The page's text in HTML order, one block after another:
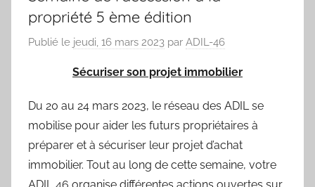
propriété 5 ème édition
Publié le jeudi, 16 mars 2023 par ADIL-46
Sécuriser son projet immobilier
Du 20 au 24 mars 2023, le réseau des ADIL se
mobilise pour aider les futurs propriétaires à
préparer et à sécuriser leur projet d’achat
immobilier. Tout au long de cette semaine, votre